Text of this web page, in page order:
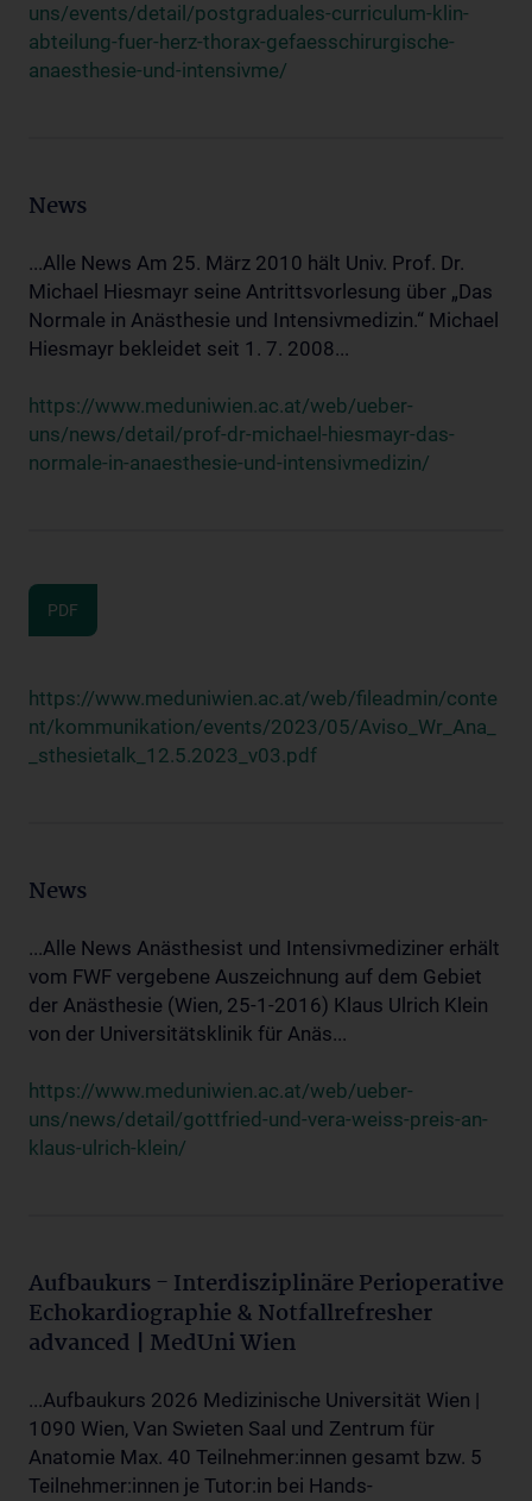
uns/events/detail/postgraduales-curriculum-klin-
abteilung-fuer-herz-thorax-gefaesschirurgische-
anaesthesie-und-intensivme/
News
...Alle News Am 25. März 2010 hält Univ. Prof. Dr.
Michael Hiesmayr seine Antrittsvorlesung über „Das
Normale in Anästhesie und Intensivmedizin.“ Michael
Hiesmayr bekleidet seit 1. 7. 2008...
https://www.meduniwien.ac.at/web/ueber-
uns/news/detail/prof-dr-michael-hiesmayr-das-
normale-in-anaesthesie-und-intensivmedizin/
PDF
https://www.meduniwien.ac.at/web/fileadmin/conte
nt/kommunikation/events/2023/05/Aviso_Wr_Ana_
_sthesietalk_12.5.2023_v03.pdf
News
...Alle News Anästhesist und Intensivmediziner erhält
vom FWF vergebene Auszeichnung auf dem Gebiet
der Anästhesie (Wien, 25-1-2016) Klaus Ulrich Klein
von der Universitätsklinik für Anäs...
https://www.meduniwien.ac.at/web/ueber-
uns/news/detail/gottfried-und-vera-weiss-preis-an-
klaus-ulrich-klein/
Aufbaukurs - Interdisziplinäre Perioperative
Echokardiographie & Notfallrefresher
advanced | MedUni Wien
...Aufbaukurs 2026 Medizinische Universität Wien |
1090 Wien, Van Swieten Saal und Zentrum für
Anatomie Max. 40 Teilnehmer:innen gesamt bzw. 5
Teilnehmer:innen je Tutor:in bei Hands-